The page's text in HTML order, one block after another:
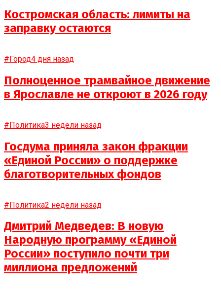
Костромская область: лимиты на
заправку остаются
#Город4 дня назад
Полноценное трамвайное движение
в Ярославле не откроют в 2026 году
#Политика3 недели назад
Госдума приняла закон фракции
«Единой России» о поддержке
благотворительных фондов
#Политика2 недели назад
Дмитрий Медведев: В новую
Народную программу «Единой
России» поступило почти три
миллиона предложений